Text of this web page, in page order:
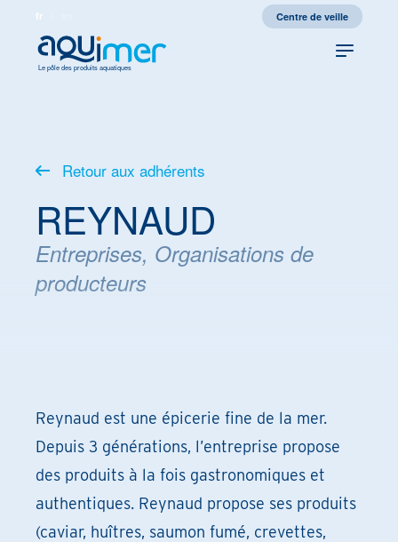
fr Centre de veille
Le pôle des produits aquatiques
Retour aux adhérents
REYNAUD
Entreprises, Organisations de
producteurs
Reynaud est une épicerie fine de la mer.
Depuis 3 générations, l’entreprise propose
des produits à la fois gastronomiques et
authentiques. Reynaud propose ses produits
(caviar, huîtres, saumon fumé, crevettes,